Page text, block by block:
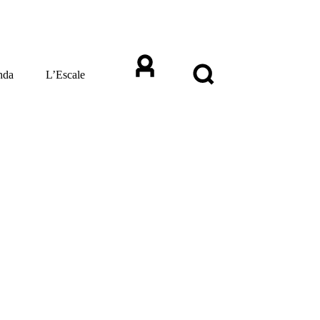
L’Escale